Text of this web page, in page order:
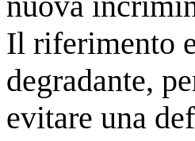
Il riferimento
degradante,
evitare una